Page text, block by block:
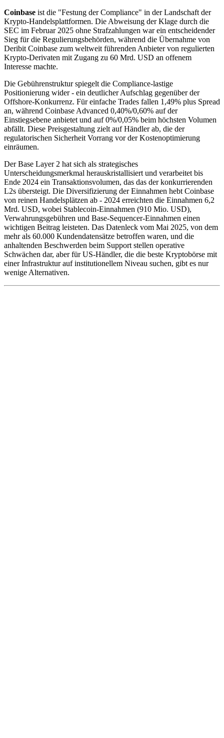
Coinbase ist die "Festung der Compliance" in der Landschaft der
Krypto-Handelsplattformen. Die Abweisung der Klage durch die
SEC im Februar 2025 ohne Strafzahlungen war ein entscheidender
Sieg für die Regulierungsbehörden, während die Übernahme von
Deribit Coinbase zum weltweit führenden Anbieter von regulierten
Krypto-Derivaten mit Zugang zu 60 Mrd. USD an offenem
Interesse machte.
Die Gebührenstruktur spiegelt die Compliance-lastige
Positionierung wider - ein deutlicher Aufschlag gegenüber der
Offshore-Konkurrenz. Für einfache Trades fallen 1,49% plus Spread
an, während Coinbase Advanced 0,40%/0,60% auf der
Einstiegsebene anbietet und auf 0%/0,05% beim höchsten Volumen
abfällt. Diese Preisgestaltung zielt auf Händler ab, die der
regulatorischen Sicherheit Vorrang vor der Kostenoptimierung
einräumen.
Der Base Layer 2 hat sich als strategisches
Unterscheidungsmerkmal herauskristallisiert und verarbeitet bis
Ende 2024 ein Transaktionsvolumen, das das der konkurrierenden
L2s übersteigt. Die Diversifizierung der Einnahmen hebt Coinbase
von reinen Handelsplätzen ab - 2024 erreichten die Einnahmen 6,2
Mrd. USD, wobei Stablecoin-Einnahmen (910 Mio. USD),
Verwahrungsgebühren und Base-Sequencer-Einnahmen einen
wichtigen Beitrag leisteten. Das Datenleck vom Mai 2025, von dem
mehr als 60.000 Kundendatensätze betroffen waren, und die
anhaltenden Beschwerden beim Support stellen operative
Schwächen dar, aber für US-Händler, die die beste Kryptobörse mit
einer Infrastruktur auf institutionellem Niveau suchen, gibt es nur
wenige Alternativen.